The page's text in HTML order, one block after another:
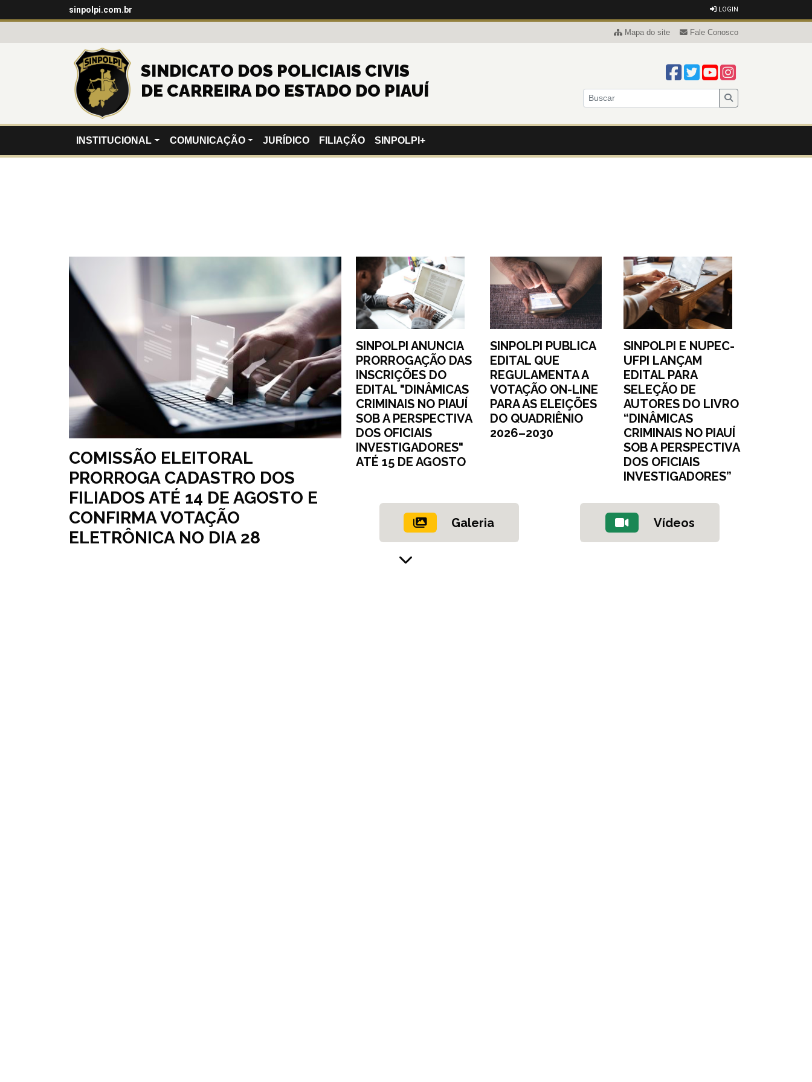
sinpolpi.com.br LOGIN
Mapa do site Fale Conosco
SINDICATO DOS POLICIAIS CIVIS
DE CARREIRA DO ESTADO DO PIAUÍ
INSTITUCIONAL COMUNICAÇÃO JURÍDICO FILIAÇÃO SINPOLPI+
COMISSÃO ELEITORAL
PRORROGA CADASTRO DOS
FILIADOS ATÉ 14 DE AGOSTO E
CONFIRMA VOTAÇÃO
ELETRÔNICA NO DIA 28
SINPOLPI ANUNCIA
PRORROGAÇÃO DAS
INSCRIÇÕES DO
EDITAL "DINÂMICAS
CRIMINAIS NO PIAUÍ
SOB A PERSPECTIVA
DOS OFICIAIS
INVESTIGADORES"
ATÉ 15 DE AGOSTO
SINPOLPI PUBLICA
EDITAL QUE
REGULAMENTA A
VOTAÇÃO ON-LINE
PARA AS ELEIÇÕES
DO QUADRIÊNIO
2026–2030
SINPOLPI E NUPEC-
UFPI LANÇAM
EDITAL PARA
SELEÇÃO DE
AUTORES DO LIVRO
“DINÂMICAS
CRIMINAIS NO PIAUÍ
SOB A PERSPECTIVA
DOS OFICIAIS
INVESTIGADORES”
Galeria Vídeos